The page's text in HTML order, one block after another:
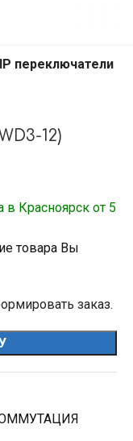
переключатели
12)
Красноярск от 5
товара Вы
заказ.